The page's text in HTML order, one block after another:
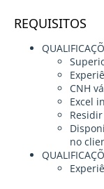
REQUISITOS
CNH
Excel
no